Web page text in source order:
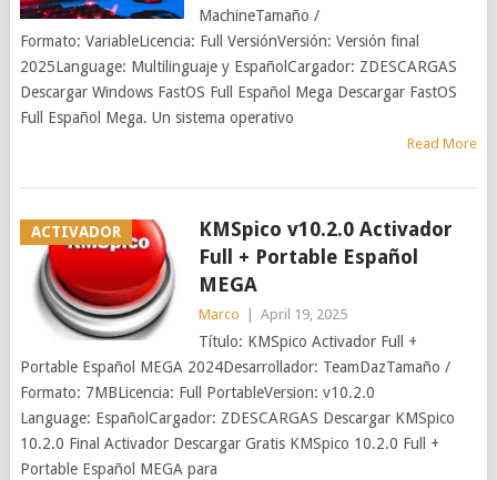
MachineTamaño /
Formato: VariableLicencia: Full VersiónVersión: Versión final
2025Language: Multilinguaje y EspañolCargador: ZDESCARGAS
Descargar Windows FastOS Full Español Mega Descargar FastOS
Full Español Mega. Un sistema operativo
Read More
ACTIVADOR
KMSpico v10.2.0 Activador
Full + Portable Español
MEGA
Marco April 19, 2025
Título: KMSpico Activador Full +
Portable Español MEGA 2024Desarrollador: TeamDazTamaño /
Formato: 7MBLicencia: Full PortableVersion: v10.2.0
Language: EspañolCargador: ZDESCARGAS Descargar KMSpico
10.2.0 Final Activador Descargar Gratis KMSpico 10.2.0 Full +
Portable Español MEGA para